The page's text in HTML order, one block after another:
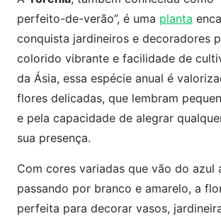
perfeito-de-verão”, é uma planta
conquista jardineiros e decoradores
colorido vibrante e facilidade de
da Ásia, essa espécie anual é
flores delicadas, que lembram
e pela capacidade de alegrar
sua presença.
Com cores variadas que vão do azul
passando por branco e amarelo, a
perfeita para decorar vasos,